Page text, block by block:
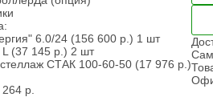
6.0/24 (156 600 р. ) 1 шт
(37 145 р. ) 2 шт
СТАК 100-60-50 (17 976 р. )
264 р.